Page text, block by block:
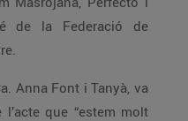
de la Federació de
Anna Font i Tanyà, va
que “estem molt